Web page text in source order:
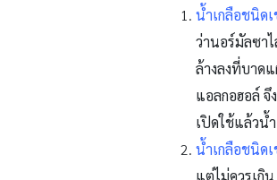
น้ำเกลือชนิด
ว่านอร์มัลซา
ล้างลงที่บาด
แอลกอฮอล์ จึ
เปิดใช้แล้วน้
น้ำเกลือชนิด
แต่ไม่ควรเกิ